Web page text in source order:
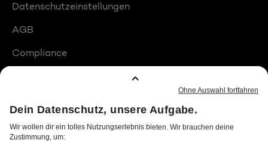
Datenschutzeinstellungen
AGB
Compliance